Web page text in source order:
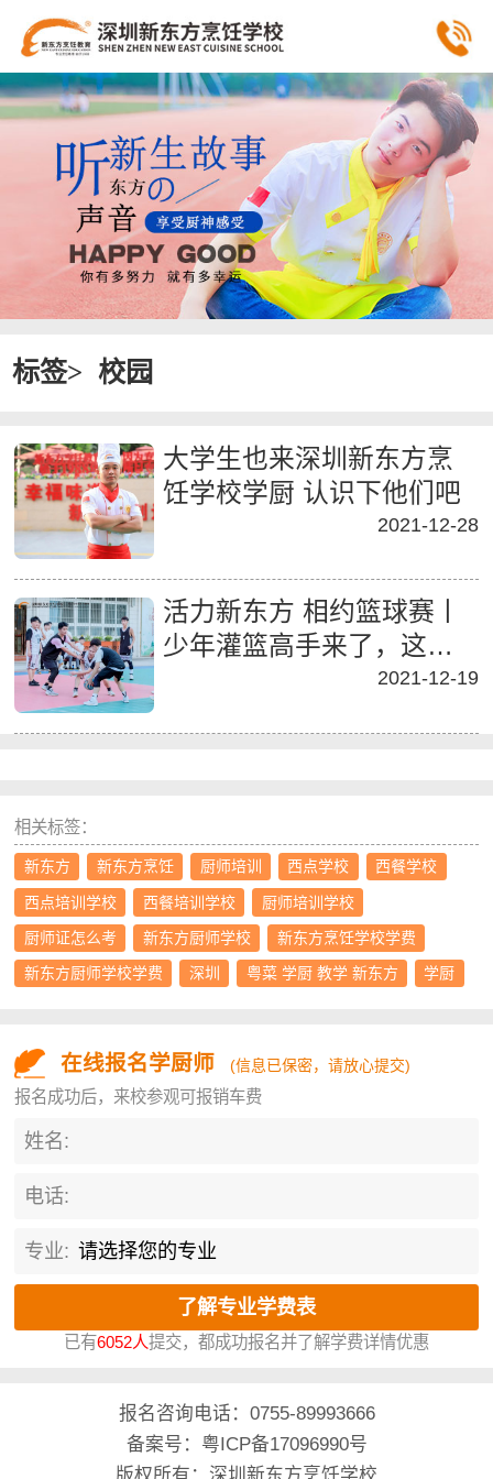
标签> 校园
大学生也来深圳新东方烹
饪学校学厨 认识下他们吧
2021-12-28
活力新东方 相约篮球赛丨
少年灌篮高手来了，这么
帅气小哥哥你喜欢谁2021-12-19
相关标签：
新东方 新东方烹饪 厨师培训 西点学校 西餐学校
西点培训学校 西餐培训学校 厨师培训学校
厨师证怎么考 新东方厨师学校 新东方烹饪学校学费
新东方厨师学校学费 深圳 粤菜 学厨 教学 新东方 学厨
在线报名学厨师 (信息已保密，请放心提交)
报名成功后，来校参观可报销车费
姓名:
电话:
专业:
已有6052人提交，都成功报名并了解学费详情优惠
报名咨询电话： 0755-89993666
备案号：粤ICP备17096990号
版权所有：深圳新东方烹饪学校